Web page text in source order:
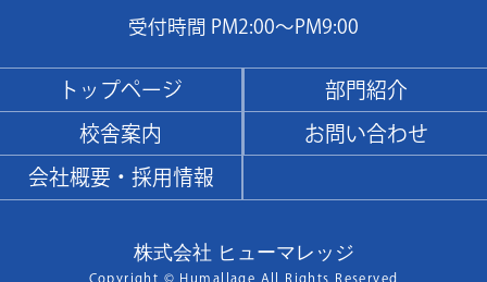
受付時間 PM2:00～PM9:00
トップページ 部門紹介
校舎案内 お問い合わせ
会社概要・採用情報
株式会社 ヒューマレッジ
Copyright © Humallage All Rights Reserved